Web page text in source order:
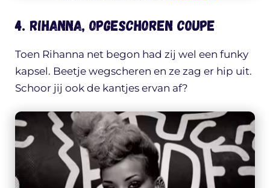
4. Rihanna, opgeschoren coupe
Toen Rihanna net begon had zij wel een funky
kapsel. Beetje wegscheren en ze zag er hip uit.
Schoor jij ook de kantjes ervan af?